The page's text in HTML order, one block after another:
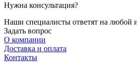
Нужна консультация?
Наши специалисты ответят на любой
Задать вопрос
О компании
Доставка и оплата
Контакты